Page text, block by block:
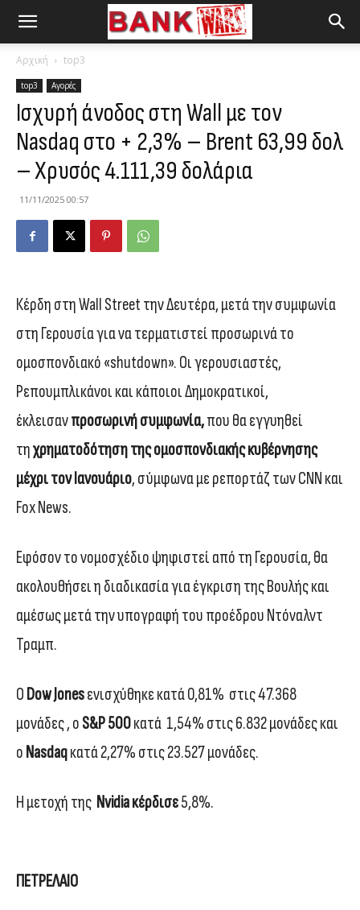
Αρχική top3
top3 Αγορές
Ισχυρή άνοδος στη Wall με τον
Nasdaq στο + 2,3% – Brent 63,99 δολ
– Χρυσός 4.111,39 δολάρια
11/11/2025 00:57
Κέρδη στη Wall Street την Δευτέρα, μετά την συμφωνία
στη Γερουσία για να τερματιστεί προσωρινά το
ομοσπονδιακό «shutdown». Οι γερουσιαστές,
Pεπουμπλικάνοι και κάποιοι Δημοκρατικοί,
έκλεισανπροσωρινή συμφωνία,που θα εγγυηθεί
τηχρηματοδότηση της ομοσπονδιακής κυβέρνησης
μέχρι τον Ιανουάριο, σύμφωνα με ρεπορτάζ των CNN και
Fox News.
Εφόσον το νομοσχέδιο ψηφιστεί από τη Γερουσία, θα
ακολουθήσει η διαδικασία για έγκριση της Βουλής και
αμέσως μετά την υπογραφή του προέδρου Ντόναλντ
Τραμπ.
Ο Dow Jonesενισχύθηκε κατά 0,81% στις 47.368
μονάδες , ο S&P 500κατά 1,54% στις 6.832 μονάδες και
o Nasdaqκατά 2,27% στις 23.527 μονάδες.
Η μετοχή της Nvidia κέρδισε5,8%.
ΠΕΤΡΕΛΑΙΟ